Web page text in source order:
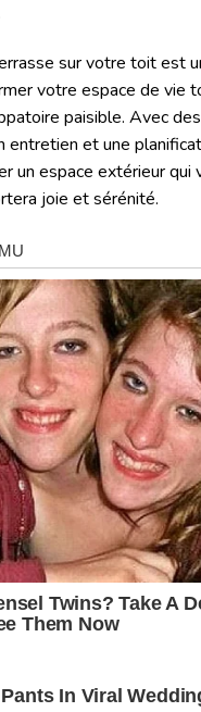
sur votre toit est
votre espace de vie
paisible. Avec
entretien et une
un espace extérieur qui
joie et sérénité.